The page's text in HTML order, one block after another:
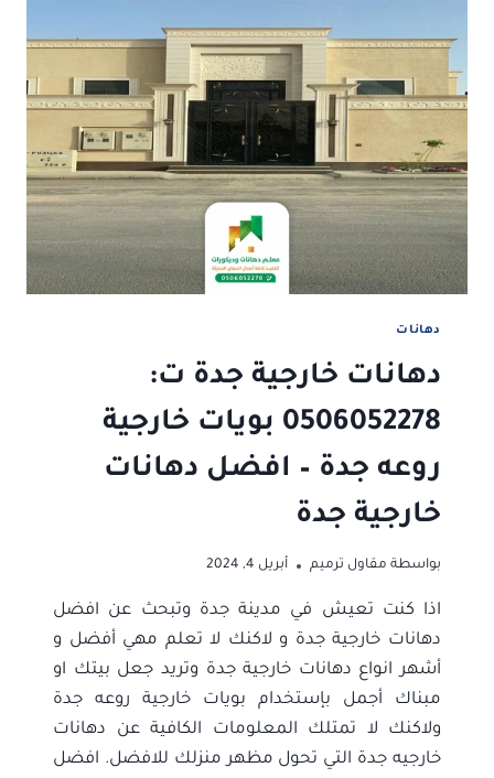
دهانات
دهانات خارجية جدة ت:
0506052278 بويات خارجية
روعه جدة – افضل دهانات
خارجية جدة
بواسطة مقاول ترميم أبريل 4, 2024
اذا كنت تعيش في مدينة جدة وتبحث عن افضل
دهانات خارجية جدة و لاكنك لا تعلم مهي أفضل و
أشهر انواع دهانات خارجية جدة وتريد جعل بيتك او
مبناك أجمل بإستخدام بويات خارجية روعه جدة
ولاكنك لا تمتلك المعلومات الكافية عن دهانات
خارجيه جدة التي تحول مظهر منزلك للافضل. افضل